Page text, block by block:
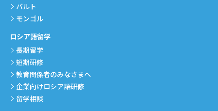
バルト
モンゴル
ロシア語留学
長期留学
短期研修
教育関係者のみなさまへ
企業向けロシア語研修
留学相談